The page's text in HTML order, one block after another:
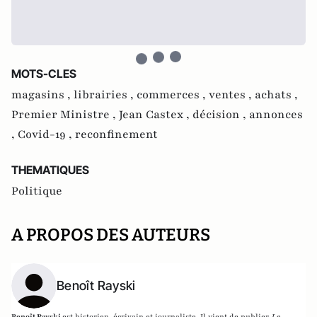
MOTS-CLES
magasins , librairies , commerces , ventes , achats ,
Premier Ministre , Jean Castex , décision , annonces
, Covid-19 , reconfinement
THEMATIQUES
Politique
A PROPOS DES AUTEURS
Benoît Rayski